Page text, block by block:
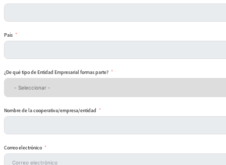
País
¿De qué tipo de Entidad Empresarial formas parte?
Nombre de la cooperativa/empresa/entidad
Correo electrónico